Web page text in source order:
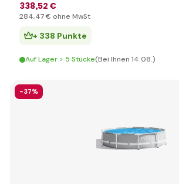
338,52 €
284,47 € ohne MwSt
+ 338 Punkte
Auf Lager > 5 Stücke(Bei Ihnen 14.08.)
-37%